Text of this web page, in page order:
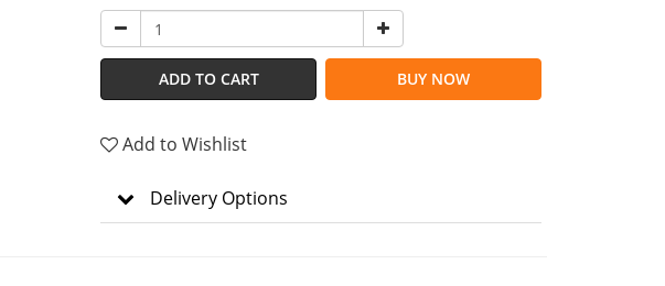
ADD TO CART BUY NOW
Add to Wishlist
Delivery Options